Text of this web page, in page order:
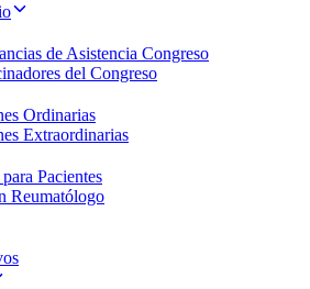
de Asistencia Congreso
del Congreso
Ordinarias
Extraordinarias
Pacientes
Reumatólogo